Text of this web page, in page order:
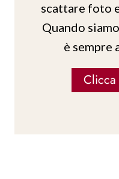
scattare foto
Quando
è sempre